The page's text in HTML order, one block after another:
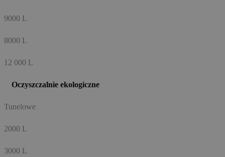
9000 L
8000 L
12 000 L
Oczyszczalnie ekologiczne
Tunelowe
2000 L
3000 L